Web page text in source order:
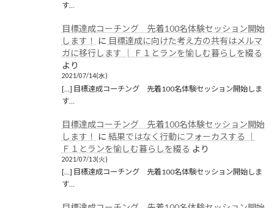
す…
目標達成コーチング 先着100名体験セッション開始
します！
に 目標達成に向けた考え方の共有はメルマ
ガに移行します │ Ｆ１とランを愉しむ暮らしを綴る
より
2021/07/14(水)
[…] 目標達成コーチング 先着100名体験セッション開始しま
す…
目標達成コーチング 先着100名体験セッション開始
します！
に 結果ではなく行動にフォーカスする │
Ｆ１とランを愉しむ暮らしを綴る より
2021/07/13(火)
[…] 目標達成コーチング 先着100名体験セッション開始しま
す…